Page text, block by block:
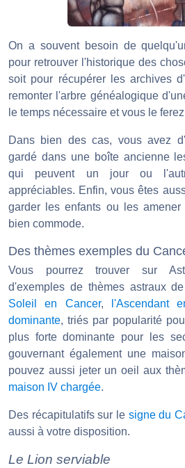
On a souvent besoin de
pour retrouver l'historique des
soit pour récupérer les archives
remonter l'arbre généalogique
le temps nécessaire et vous le
Dans bien des cas, vous avez
gardé dans une boîte ancienne
qui peuvent un jour ou
appréciables. Enfin, vous êtes
garder les enfants ou les
bien commode.
Des thèmes exemples du
Vous pourrez trouver sur
d'exemples de thèmes astraux
Soleil en Cancer, l'Ascendant
dominante, triés par popularité
plus forte dominante pour les
gouvernant également une
pouvez aussi jeter un oeil aux
maison IV chargée.
Des récapitulatifs sur le signe du
aussi à votre disposition.
Le Lion serviable